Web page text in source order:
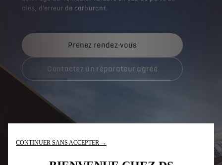
clés, d'erreur de carburant.
Prenez rendez-vous
Contactez un réparateur agréé
CONTINUER SANS ACCEPTER →